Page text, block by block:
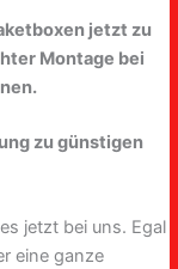
jetzt zu
Montage bei
zu günstigen
jetzt bei uns. Egal
eine ganze